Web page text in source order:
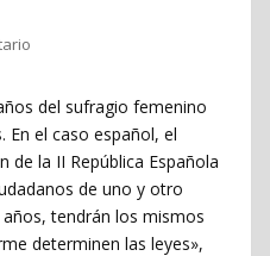
del sufragio femenino
En el caso español, el
de la II República Española
de uno y otro
tendrán los mismos
determinen las leyes»,